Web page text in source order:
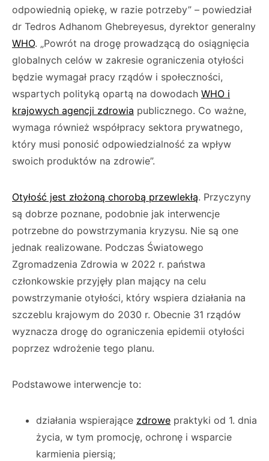
odpowiednią opiekę, w razie potrzeby” – powiedział
dr Tedros Adhanom Ghebreyesus, dyrektor generalny
WHO. „Powrót na drogę prowadzącą do osiągnięcia
globalnych celów w zakresie ograniczenia otyłości
będzie wymagał pracy rządów i społeczności,
wspartych polityką opartą na dowodach WHO i
krajowych agencji zdrowia publicznego. Co ważne,
wymaga również współpracy sektora prywatnego,
który musi ponosić odpowiedzialność za wpływ
swoich produktów na zdrowie”.
Otyłość jest złożoną chorobą przewlekłą. Przyczyny
są dobrze poznane, podobnie jak interwencje
potrzebne do powstrzymania kryzysu. Nie są one
jednak realizowane. Podczas Światowego
Zgromadzenia Zdrowia w 2022 r. państwa
członkowskie przyjęły plan mający na celu
powstrzymanie otyłości, który wspiera działania na
szczeblu krajowym do 2030 r. Obecnie 31 rządów
wyznacza drogę do ograniczenia epidemii otyłości
poprzez wdrożenie tego planu.
Podstawowe interwencje to:
działania wspierające zdrowe praktyki od 1. dnia
życia, w tym promocję, ochronę i wsparcie
karmienia piersią;